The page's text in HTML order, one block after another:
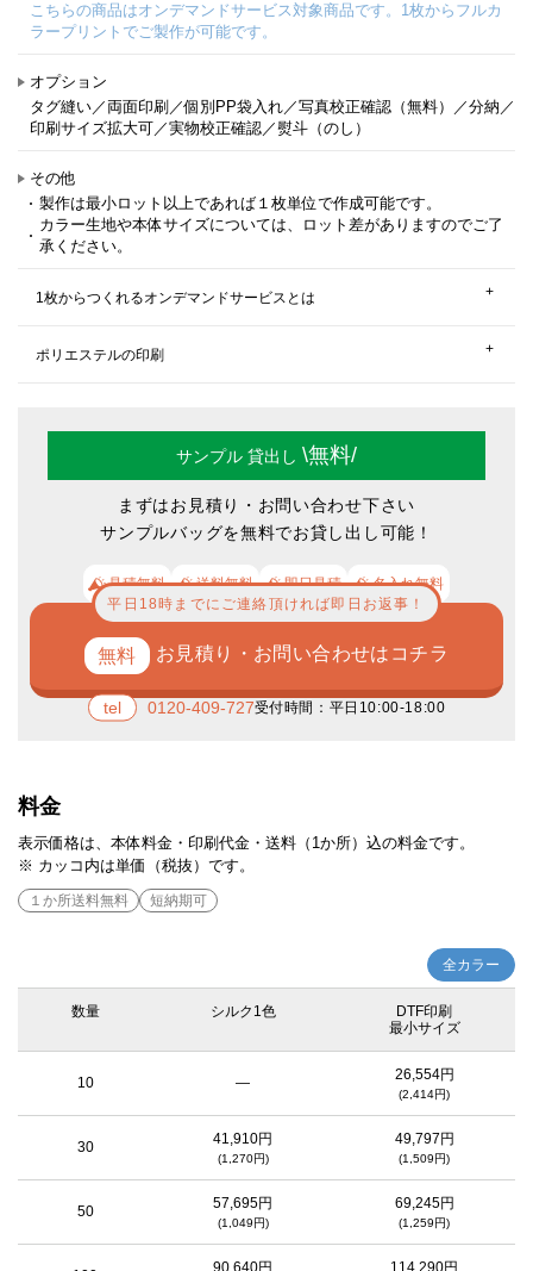
こちらの商品はオンデマンドサービス対象商品です。1枚からフルカ
ラープリントでご製作が可能です。
オプション
タグ縫い／両面印刷／個別PP袋入れ／写真校正確認（無料）／分納／
印刷サイズ拡大可／実物校正確認／熨斗（のし）
その他
製作は最小ロット以上であれば１枚単位で作成可能です。
カラー生地や本体サイズについては、ロット差がありますのでご了
承ください。
1枚からつくれるオンデマンドサービスとは
トートバッグやエコバッグが1枚からつくれるオンデマンドサービス、
スは、PCやスマホなどから画像をアップロードできる、かんたんデザイ
ンツールをつかってレイアウトなどを決定し、そのままカートに入れ、決
済購入できるすべてご自身でやって頂く自動オンデマンドプリントサービ
スです。30枚以下などの小ロットにおすすめです。 決済完了から4営業日
ポリエステルの印刷
あけてデータを作成した頂くのが安全にプリントされるおおよその目安で
サンプル 貸出し \無料/
まずはお見積り・お問い合わせ下さい
サンプルバッグを無料でお貸し出し可能！
見積無料 送料無料 即日見積 名入れ無料
お見積り・お問い合わせはコチラ
平日18時までにご連絡頂ければ即日お返事！
0120-409-727受付時間：平日10:00-18:00
料金
表示価格は、本体料金・印刷代金・送料（1か所）込の料金です。
※ カッコ内は単価（税抜）です。
１か所送料無料 短納期可
全カラー
数量 シルク1色
DTF印刷
最小サイズ
10 — 26,554円
(2,414円)
30 41,910円
(1,270円)
49,797円
(1,509円)
50 57,695円
(1,049円)
69,245円
(1,259円)
90,640円 114,290円